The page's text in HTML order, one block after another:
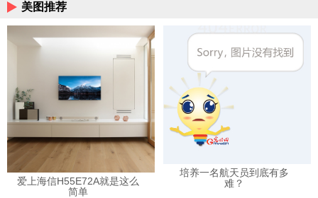
美图推荐
爱上海信H55E72A就是这么
简单
培养一名航天员到底有多
难？